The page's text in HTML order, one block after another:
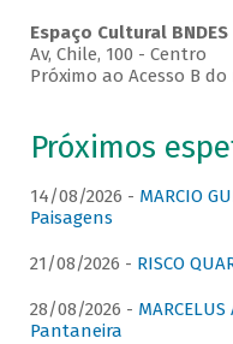
Espaço Cultural BNDES
Av, Chile, 100 - Centro
Próximo ao Acesso B
Próximos
14/08/2026 - MARCIO
Paisagens
21/08/2026 - RISCO
28/08/2026 -
Pantaneira